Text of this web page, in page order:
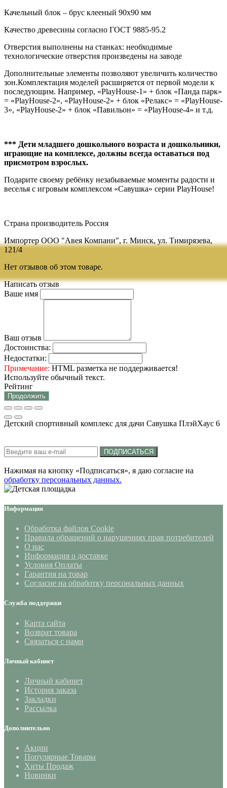
Качельный блок – брус клееный 90х90 мм
Качество древесины согласно ГОСТ 9885-95.2
Отверстия выполнены на станках: необходимые
технологические отверстия произведены на заводе
Дополнительные элементы позволяют увеличить количество
зон.Комплектация моделей расширяется от первой модели к
последующим. Например, «PlayHouse-1» + блок «Панда парк»
= «PlayHouse-2», «PlayHouse-2» + блок «Релакс» = «PlayHouse-
3», «PlayHouse-2» + блок «Павильон» = «PlayHouse-4» и т.д.
*** Дети младшего дошкольного возраста и дошкольники,
играющие на комплексе, должны всегда оставаться под
присмотром взрослых.
Подарите своему ребёнку незабываемые моменты радости и
веселья с игровым комплексом «Савушка» серии PlayHouse!
Страна производитель Россия
Импортер ООО "Авея Компани", г. Минск, ул. Тимирязева,
121/4
Нет отзывов об этом товаре.
Написать отзыв
Ваше имя
Ваш отзыв
Достоинства:
Недостатки:
Примечание: HTML разметка не поддерживается!
Используйте обычный текст.
Рейтинг
Продолжить
Детский спортивный комплекс для дачи Савушка ПлэйХаус 6
ПОДПИСАТЬСЯ
Нажимая на кнопку «Подписаться», я даю cогласие на
обработку персональных данных.
Информация
Обработка файлов Cookie
Правила обращений о нарушениях прав потребителей
О нас
Информация о доставке
Условия Оплаты
Гарантия на товар
Согласие на обработку персональных данных
Служба поддержки
Карта сайта
Возврат товара
Связаться с нами
Личный кабинет
Личный кабинет
История заказа
Закладки
Рассылка
Дополнительно
Акции
Популярные Товары
Хиты Продаж
Новинки